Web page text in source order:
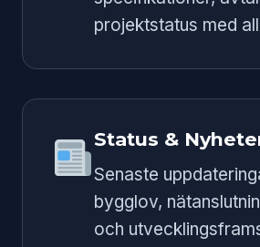
projektstatus med
Status &
Senaste
bygglov,
och